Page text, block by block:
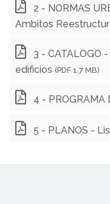
2 - NORMAS
Ambitos
3 - CATALOGO
edificios (PDF 1,7 MB)
4 - PROGRAMA
5 - PLANOS -